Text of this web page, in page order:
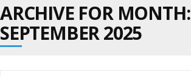
ARCHIVE FOR MONTH:
SEPTEMBER 2025